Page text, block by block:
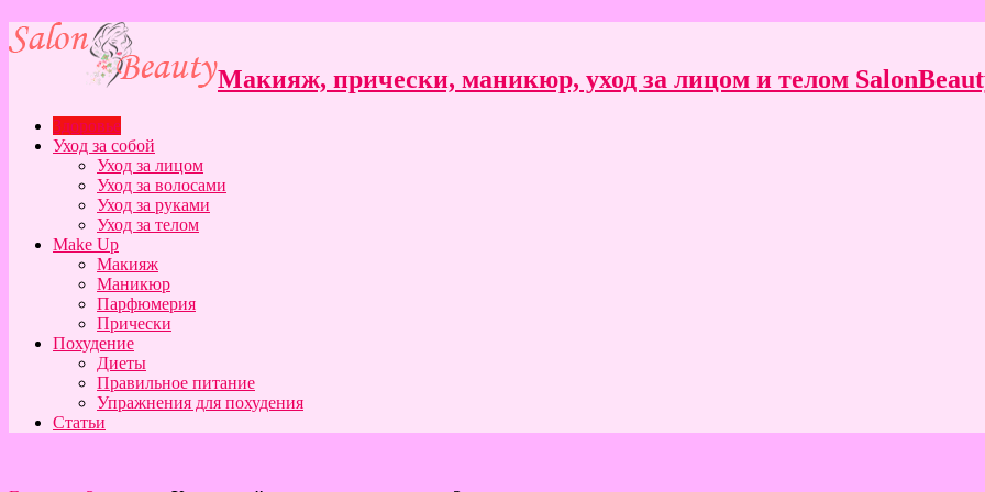
Макияж, прически, маникюр, уход за лицом и телом
Здоровье
Уход за собой
Уход за лицом
Уход за волосами
Уход за руками
Уход за телом
Make Up
Макияж
Маникюр
Парфюмерия
Прически
Похудение
Диеты
Правильное питание
Упражнения для похудения
Статьи